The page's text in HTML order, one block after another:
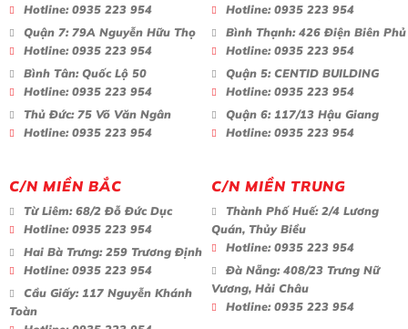
Hotline:0935 223 954
Quận 7:79A Nguyễn Hữu Thọ
Hotline:0935 223 954
Bình Tân:Quốc Lộ 50
Hotline:0935 223 954
Thủ Đức:75 Võ Văn Ngân
Hotline:0935 223 954
Hotline:0935 223 954
Bình Thạnh:426 Điện Biên Phủ
Hotline:0935 223 954
Quận 5:CENTID BUILDING
Hotline:0935 223 954
Quận 6:117/13 Hậu Giang
Hotline:0935 223 954
C/N MIỀN BẮC
Từ Liêm:68/2 Đỗ Đức Dục
Hotline:0935 223 954
Hai Bà Trưng:259 Trương Định
Hotline:0935 223 954
Cầu Giấy:117 Nguyễn Khánh
Toàn
C/N MIỀN TRUNG
Thành Phố Huế:2/4 Lương
Quán, Thủy Biều
Hotline:0935 223 954
Đà Nẵng:408/23 Trưng Nữ
Vương, Hải Châu
Hotline:0935 223 954